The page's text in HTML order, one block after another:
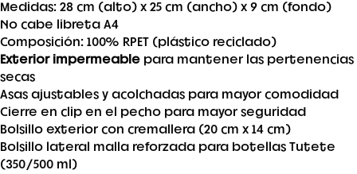
Medidas: 28 cm (alto) x 25 cm (ancho) x 9 cm (fondo)
No cabe libreta A4
Composición: 100% RPET (plástico reciclado)
Exterior impermeable para mantener las pertenencias
secas
Asas ajustables y acolchadas para mayor comodidad
Cierre en clip en el pecho para mayor seguridad
Bolsillo exterior con cremallera (20 cm x 14 cm)
Bolsillo lateral malla reforzada para botellas Tutete
(350/500 ml)